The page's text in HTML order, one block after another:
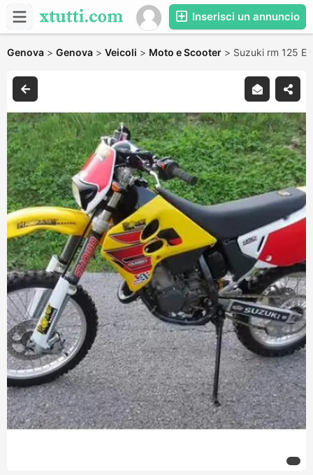
Inserisci un annuncio
Genova > Genova > Veicoli > Moto e Scooter > Suzuki rm 125